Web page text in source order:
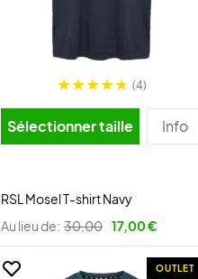
(4)
Sélectionner taille Info
RSL Mosel T-shirt Navy
Au lieu de: 30,00 17,00 €
OUTLET